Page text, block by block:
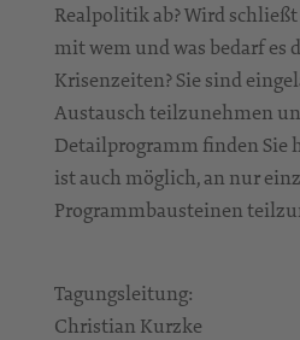
Realpolitik ab? Wird
mit wem und was bedarf es
Krisenzeiten? Sie sind
Austausch teilzunehmen
Detailprogramm finden Sie
ist auch möglich, an nur
Programmbausteinen
Tagungsleitung:
Christian Kurzke